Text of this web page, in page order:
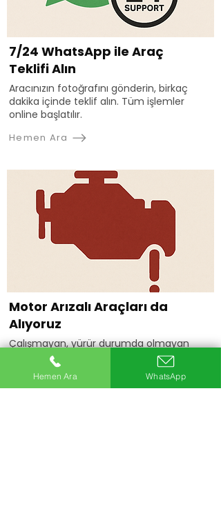
7/24 WhatsApp ile Araç
Teklifi Alın
Aracınızın fotoğrafını gönderin, birkaç
dakika içinde teklif alın. Tüm işlemler
online başlatılır.
Hemen Ara
Motor Arızalı Araçları da
Alıyoruz
Çalışmayan, yürür durumda olmayan
veya motoru arızalı araçlarınızı da
değerlendiriyoruz.
Hemen Ara
Hemen Ara WhatsApp